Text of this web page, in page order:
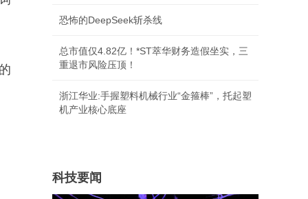
恐怖的DeepSeek斩杀线
总市值仅4.82亿！*ST萃华财务造假坐实，三
重退市风险压顶！
浙江华业:手握塑料机械行业“金箍棒”，托起塑
机产业核心底座
科技要闻